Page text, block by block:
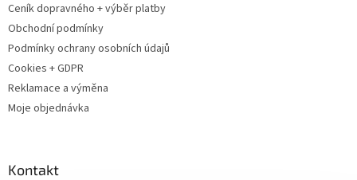
Ceník dopravného + výběr platby
Obchodní podmínky
Podmínky ochrany osobních údajů
Cookies + GDPR
Reklamace a výměna
Moje objednávka
Kontakt